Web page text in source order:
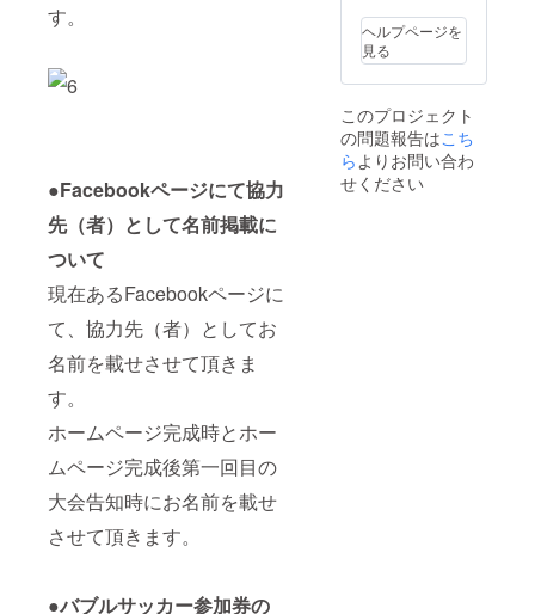
す。
●Facebookページにて協力
先（者）として名前掲載に
ついて
現在あるFacebookページに
て、協力先（者）としてお
名前を載せさせて頂きま
す。
ホームページ完成時とホー
ムページ完成後第一回目の
大会告知時にお名前を載せ
させて頂きます。
●バブルサッカー参加券の
ヘルプページを
見る
このプロジェクト
の問題報告はこち
らよりお問い合わ
せください